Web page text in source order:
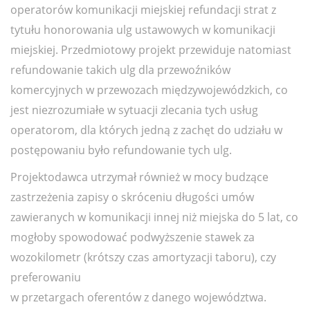
operatorów komunikacji miejskiej refundacji strat z
tytułu honorowania ulg ustawowych w komunikacji
miejskiej. Przedmiotowy projekt przewiduje natomiast
refundowanie takich ulg dla przewoźników
komercyjnych w przewozach międzywojewódzkich, co
jest niezrozumiałe w sytuacji zlecania tych usług
operatorom, dla których jedną z zachęt do udziału w
postępowaniu było refundowanie tych ulg.
Projektodawca utrzymał również w mocy budzące
zastrzeżenia zapisy o skróceniu długości umów
zawieranych w komunikacji innej niż miejska do 5 lat, co
mogłoby spowodować podwyższenie stawek za
wozokilometr (krótszy czas amortyzacji taboru), czy
preferowaniu
w przetargach oferentów z danego województwa.